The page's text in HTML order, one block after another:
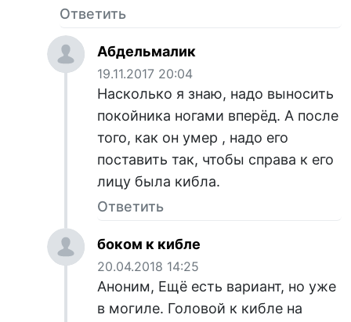
Ответить
Абдельмалик
19.11.2017 20:04
Насколько я знаю, надо выносить
покойника ногами вперёд. А после
того, как он умер , надо его
поставить так, чтобы справа к его
лицу была кибла.
Ответить
боком к кибле
20.04.2018 14:25
Аноним, Ещё есть вариант, но уже
в могиле. Головой к кибле на